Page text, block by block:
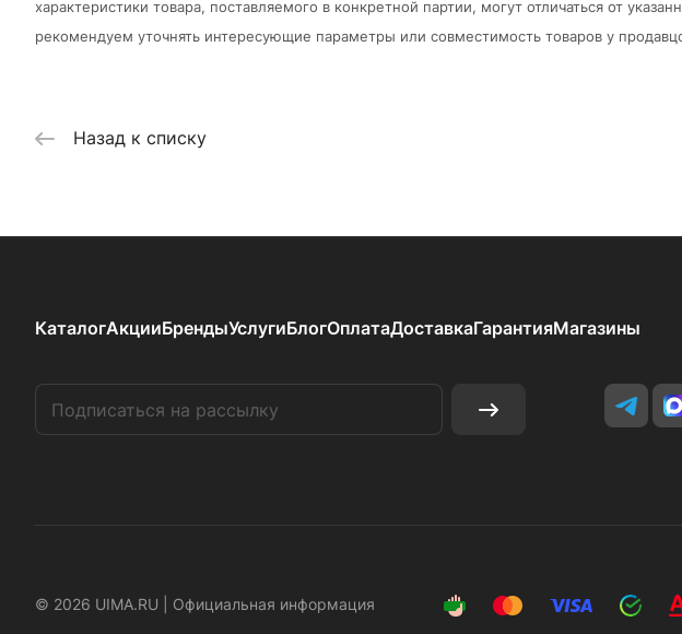
характеристики товара, поставляемого в конкретной партии, могут отличаться от
рекомендуем уточнять интересующие параметры или совместимость товаров у
Назад к списку
КаталогАкцииБрендыУслугиБлогОплатаДоставкаГарантияМагазины
© 2026 UIMA.RU | Официальная информация